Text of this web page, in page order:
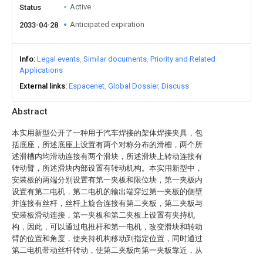
Abstract
本实用新型公开了一种用于汽车焊接的架体焊接夹具，包
括底座，所述底座上设置有两个对称分布的滑槽，两个所
述滑槽内均滑动连接有两个滑块，所述滑块上转动连接有
转动臂，所述滑块内部设置有转动机构。本实用新型中，
安装板的两端分别设置有第一夹板和限位块，第一夹板内
设置有第二电机，第二电机的输出端穿过第一夹板的侧壁
并连接有丝杆，丝杆上旋合连接有第二夹板，第二夹板与
安装板滑动连接，第一夹板和第二夹板上设置有夹持机
构，因此，可以通过电推杆和第一电机，改变滑块和转动
臂的位置和角度，使夹持机构移动到指定位置，同时通过
第二电机带动丝杆转动，使第二夹板向第一夹板靠近，从
Status Active
2033-04-28 Anticipated expiration
Info Legal events Similar documents Priority and Related
Applications
External links Espacenet Global Dossier Discuss